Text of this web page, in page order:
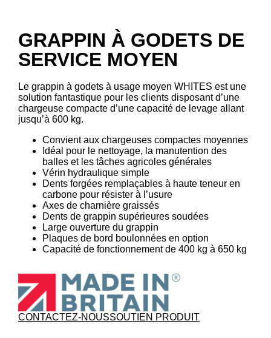
GRAPPIN À GODETS DE
SERVICE MOYEN
Le grappin à godets à usage moyen WHITES est une
solution fantastique pour les clients disposant d’une
chargeuse compacte d’une capacité de levage allant
jusqu’à 600 kg.
Convient aux chargeuses compactes moyennes
Idéal pour le nettoyage, la manutention des
balles et les tâches agricoles générales
Vérin hydraulique simple
Dents forgées remplaçables à haute teneur en
carbone pour résister à l’usure
Axes de charnière graissés
Dents de grappin supérieures soudées
Large ouverture du grappin
Plaques de bord boulonnées en option
Capacité de fonctionnement de 400 kg à 650 kg
CONTACTEZ-NOUSSOUTIEN PRODUIT